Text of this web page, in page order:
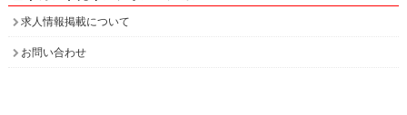
求人情報掲載について
お問い合わせ